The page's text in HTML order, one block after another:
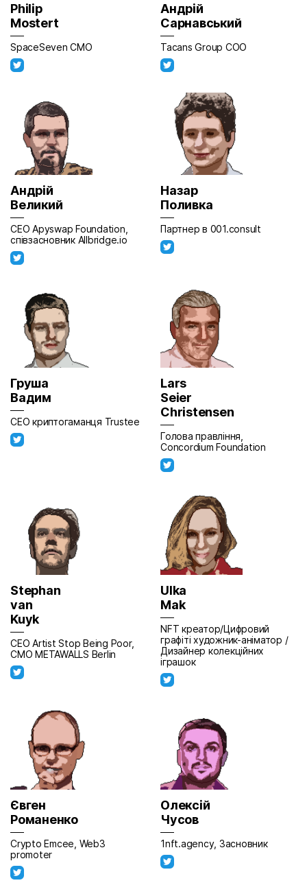
Philip
Mostert
SpaceSeven CMO
Андрій
Сарнавський
Tacans Group COO
Андрій
Великий
CEO Apyswap Foundation,
співзасновник Allbridge.io
Назар
Поливка
Партнер в 001.consult
Груша
Вадим
СEO криптогаманця Trustee
Lars
Seier
Christensen
Голова правління,
Concordium Foundation
Stephan
van
Kuyk
CEO Artist Stop Being Poor,
CMO METAWALLS Berlin
Ulka
Mak
NFT креатор/Цифровий
графіті художник-аніматор /
Дизайнер колекційних
іграшок
Євген
Романенко
Crypto Emcee, Web3
promoter
Олексій
Чусов
1nft.agency, Засновник